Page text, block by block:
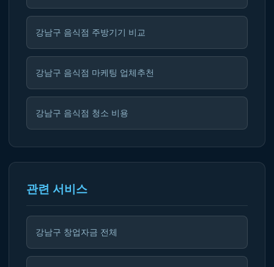
강남구 음식점 주방기기 비교
강남구 음식점 마케팅 업체추천
강남구 음식점 청소 비용
관련 서비스
강남구 창업자금 전체